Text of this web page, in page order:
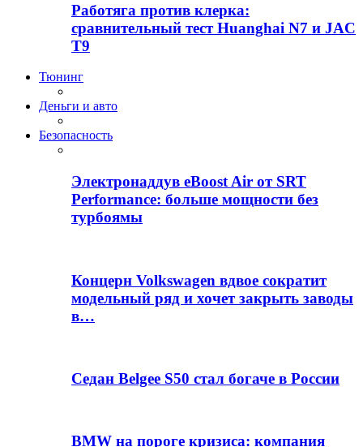
Работяга против клерка:
сравнительный тест Huanghai N7 и JAC
T9
Тюнинг
Деньги и авто
Безопасность
Электронаддув eBoost Air от SRT
Performance: больше мощности без
турбоямы
Концерн Volkswagen вдвое сократит
модельный ряд и хочет закрыть заводы
в…
Седан Belgee S50 стал богаче в России
BMW на пороге кризиса: компания